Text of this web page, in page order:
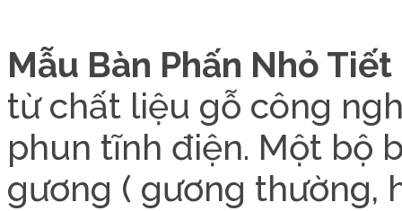
Mẫu Bàn Phấn Nhỏ
từ chất liệu gỗ công
phun tĩnh điện. Một bộ
gương ( gương thường,